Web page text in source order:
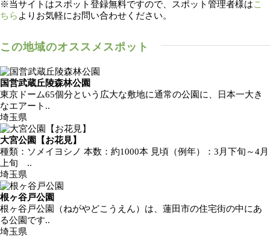
※当サイトはスポット登録無料ですので、スポット管理者様はこ
ちら よりお気軽にお問い合わせください。
この地域のオススメスポット
国営武蔵丘陵森林公園
東京ドーム65個分という広大な敷地に通常の公園に、日本一大き
なエアート..
埼玉県
大宮公園【お花見】
種類：ソメイヨシノ 本数：約1000本 見頃（例年）：3月下旬～4月
上旬 ..
埼玉県
根ヶ谷戸公園
根ヶ谷戸公園（ねがやどこうえん）は、蓮田市の住宅街の中にあ
る公園です..
埼玉県